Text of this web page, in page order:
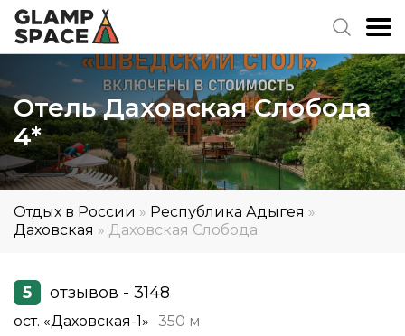
Отель Даховская Слобода
4*
Отдых в России » Республика Адыгея »
Даховская » Даховская Слобода
5 отзывов - 3148
ост. «Даховская-1» 350 м